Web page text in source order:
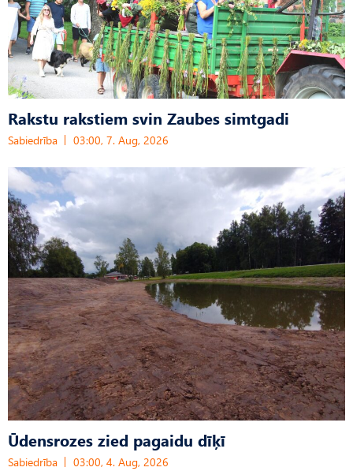
Rakstu rakstiem svin Zaubes simtgadi
Sabiedrība 03:00, 7. Aug, 2026
Ūdensrozes zied pagaidu dīķī
Sabiedrība 03:00, 4. Aug, 2026